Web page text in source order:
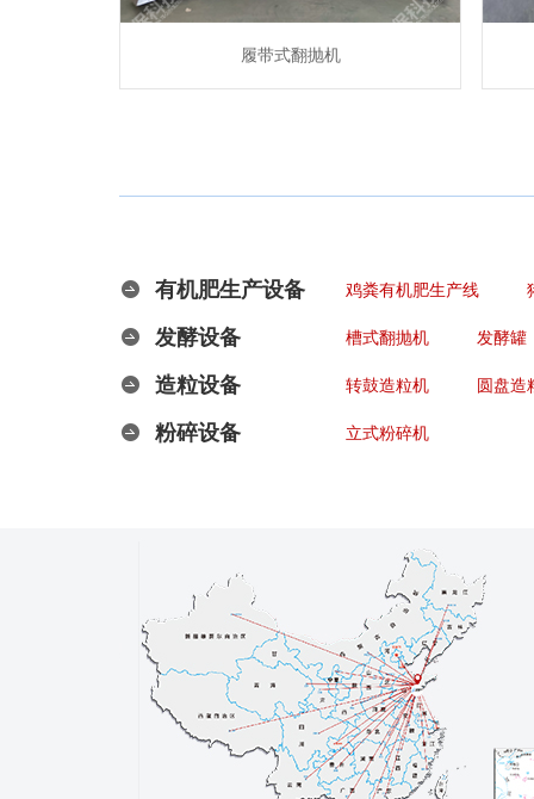
履带式翻抛机
有机肥生产设备 鸡粪有机肥生产线
发酵设备 槽式翻抛机 发酵罐
造粒设备 转鼓造粒机 圆盘造
粉碎设备 立式粉碎机